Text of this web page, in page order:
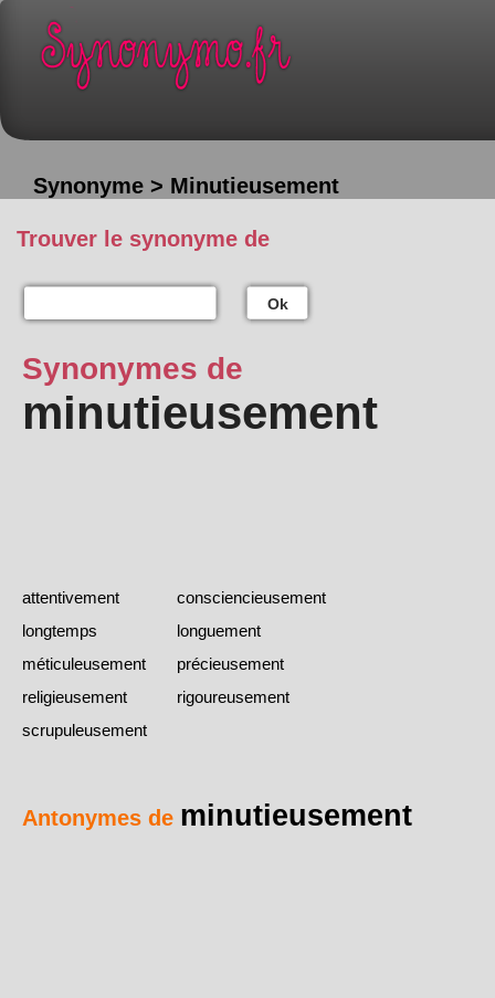
Synonyme > Minutieusement
Trouver le synonyme de
Ok
Synonymes de
minutieusement
attentivement
consciencieusement
longtemps
longuement
méticuleusement
précieusement
religieusement
rigoureusement
scrupuleusement
Antonymes de minutieusement